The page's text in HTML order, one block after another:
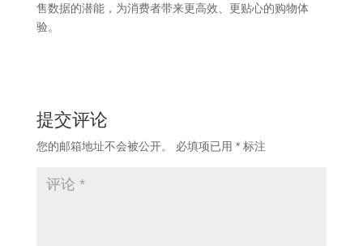
售数据的潜能，为消费者带来更高效、更贴心的购物体
验。
提交评论
您的邮箱地址不会被公开。 必填项已用 *标注